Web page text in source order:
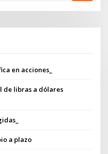
en acciones_
de libras a dólares
a plazo